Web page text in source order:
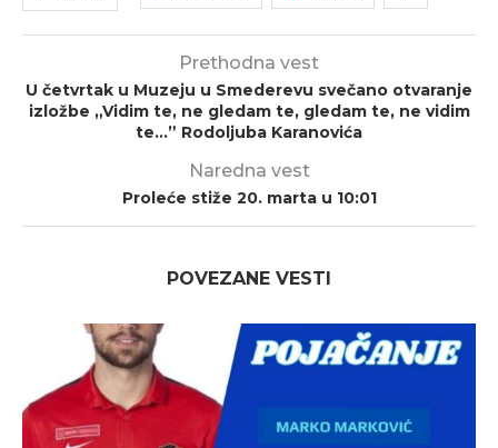
Prethodna vest
U četvrtak u Muzeju u Smederevu svečano otvaranje
izložbe „Vidim te, ne gledam te, gledam te, ne vidim
te…” Rodoljuba Karanovića
Naredna vest
Proleće stiže 20. marta u 10:01
POVEZANE VESTI